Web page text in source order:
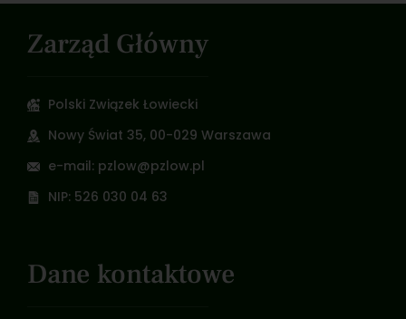
Zarząd Główny
Polski Związek Łowiecki
Nowy Świat 35, 00-029 Warszawa
e-mail: pzlow@pzlow.pl
NIP: 526 030 04 63
Dane kontaktowe